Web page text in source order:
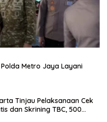
Metro Jaya Layani
Tinjau Pelaksanaan Cek
dan Skrining TBC, 500